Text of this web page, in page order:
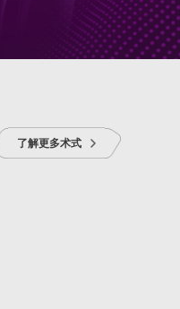
了解更多术式